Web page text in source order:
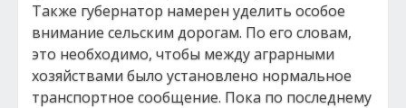
Также губернатор намерен уделить особое
внимание сельским дорогам. По его словам,
это необходимо, чтобы между аграрными
хозяйствами было установлено нормальное
транспортное сообщение. Пока по последнему